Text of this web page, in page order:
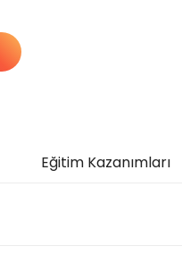
Eğitim Kazanımları